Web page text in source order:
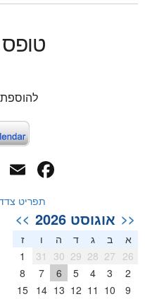
להוספת
תפריט
<< אוגוסט 2026 >>
א ב ג ד ה
ז
26
27
28
29
30
31
2
3
4
5
6
7
8
9
10
11
12
13
14
15